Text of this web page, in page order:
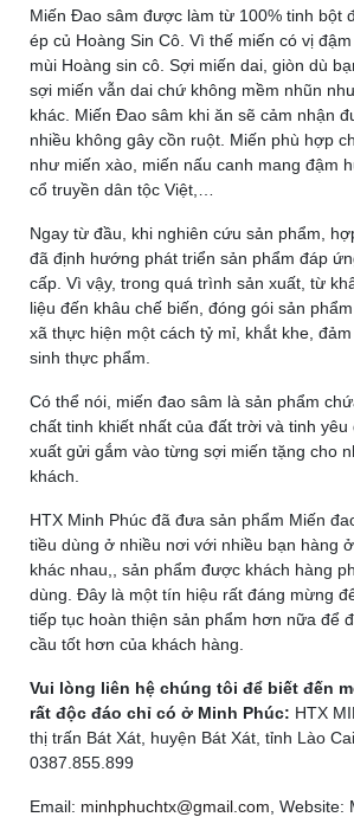
Miến Đao sâm được làm từ 100% tinh bột
ép củ Hoàng Sin Cô. Vì thế miến có vị
mùi Hoàng sin cô. Sợi miến dai, giòn dù
sợi miến vẫn dai chứ không mềm nhũn
khác. Miến Đao sâm khi ăn sẽ cảm nhận
nhiều không gây cồn ruột. Miến phù hợp
như miến xào, miến nấu canh mang đậm
cổ truyền dân tộc Việt,…
Ngay từ đầu, khi nghiên cứu sản phẩm,
đã định hướng phát triển sản phẩm đáp
cấp. Vì vậy, trong quá trình sản xuất, từ
liệu đến khâu chế biến, đóng gói sản
xã thực hiện một cách tỷ mỉ, khắt khe,
sinh thực phẩm.
Có thể nói, miến đao sâm là sản phẩm
chất tinh khiết nhất của đất trời và tinh
xuất gửi gắm vào từng sợi miến tặng cho
khách.
HTX Minh Phúc đã đưa sản phẩm Miến
tiều dùng ở nhiều nơi với nhiều bạn hàng
khác nhau,, sản phẩm được khách hàng
dùng. Đây là một tín hiệu rất đáng mừng
tiếp tục hoàn thiện sản phẩm hơn nữa để
cầu tốt hơn của khách hàng.
Vui lòng liên hệ chúng tôi để biết đến
rất độc đáo chỉ có ở Minh Phúc: HTX
thị trấn Bát Xát, huyện Bát Xát, tỉnh Lào
0387.855.899
Email: minhphuchtx@gmail.com ,